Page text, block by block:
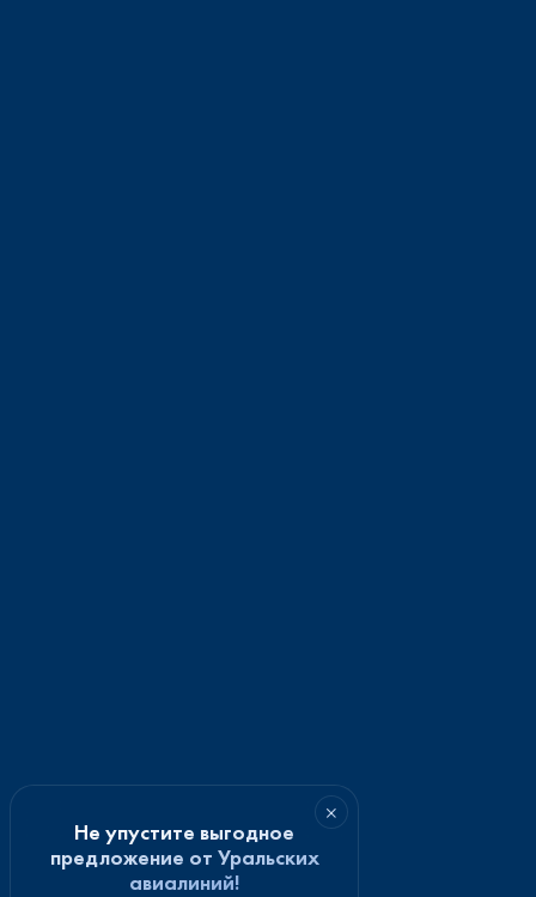
×
Не упустите выгодное
предложение от Уральских
авиалиний!